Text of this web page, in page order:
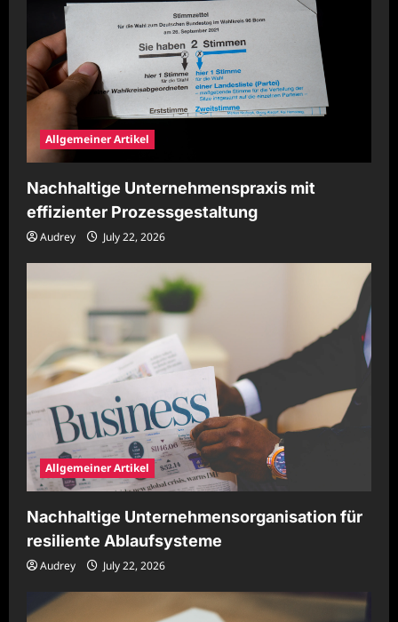
Allgemeiner Artikel
Nachhaltige Unternehmenspraxis mit
effizienter Prozessgestaltung
Audrey July 22, 2026
Allgemeiner Artikel
Nachhaltige Unternehmensorganisation für
resiliente Ablaufsysteme
Audrey July 22, 2026